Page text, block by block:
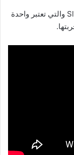
يوضح ذلك الفيديو تفاصيل عن لعبة Slendrina X والتي تعتبر واحدة